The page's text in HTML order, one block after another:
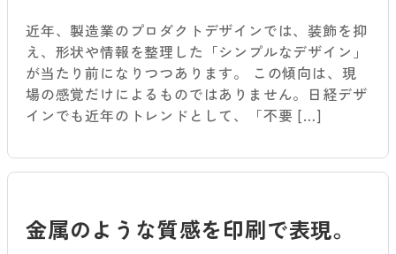
近年、製造業のプロダクトデザインでは、装飾を抑
え、形状や情報を整理した「シンプルなデザイン」
が当たり前になりつつあります。 この傾向は、現
場の感覚だけによるものではありません。日経デザ
インでも近年のトレンドとして、「不要 […]
金属のような質感を印刷で表現。